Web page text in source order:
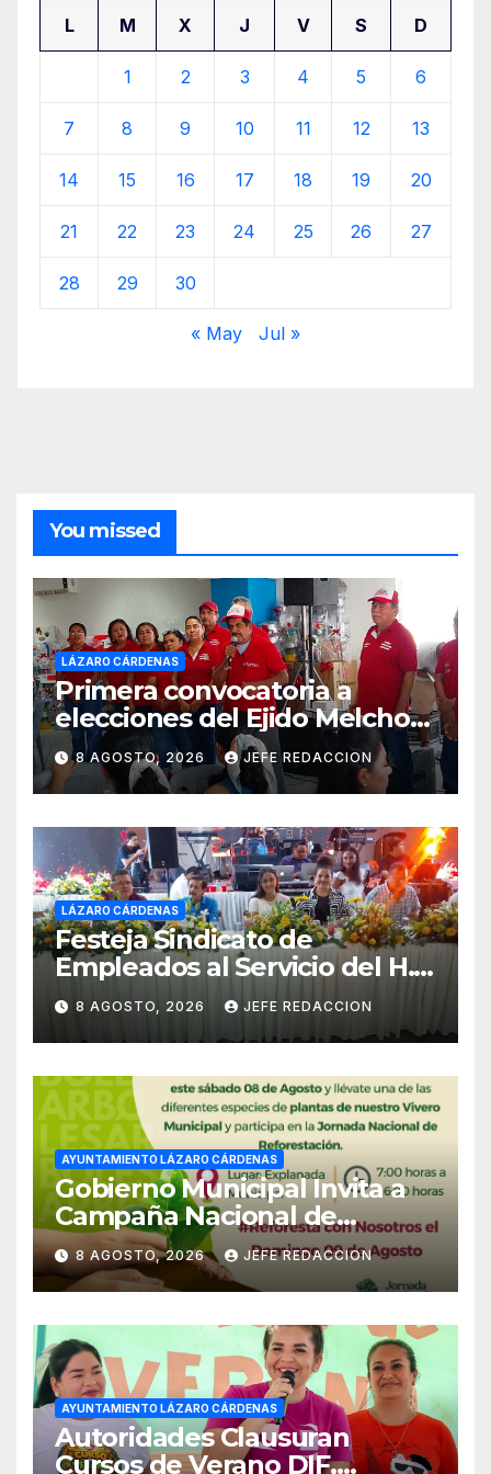
L M X J V S D
1 2 3 4 5 6
7 8 9 10 11 12 13
14 15 16 17 18 19 20
21 22 23 24 25 26 27
28 29 30
« May Jul »
You missed
LÁZARO CÁRDENAS
Primera convocatoria a
elecciones del Ejido Melchor
Ocampo en Lázaro Cárdenas
el domingo
8 AGOSTO, 2026 JEFE REDACCION
LÁZARO CÁRDENAS
Festeja Sindicato de
Empleados al Servicio del H.
Ayuntamiento de LZC Día del
Empleado Municipal
8 AGOSTO, 2026 JEFE REDACCION
AYUNTAMIENTO LÁZARO CÁRDENAS
Gobierno Municipal Invita a
Campaña Nacional de
Reforestación
8 AGOSTO, 2026 JEFE REDACCION
AYUNTAMIENTO LÁZARO CÁRDENAS
Autoridades Clausuran
Cursos de Verano DIF,